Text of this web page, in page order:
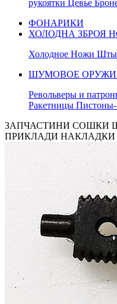
рукоятки Цевье
ФОНАРИКИ
ХОЛОДНА ЗБРОЯ
Холодное Ножи
ШУМОВОЕ
Револьверы и
Ракетницы
ЗАПЧАСТИНИ СОШКИ
ПРИКЛАДИ НАКЛАДКИ